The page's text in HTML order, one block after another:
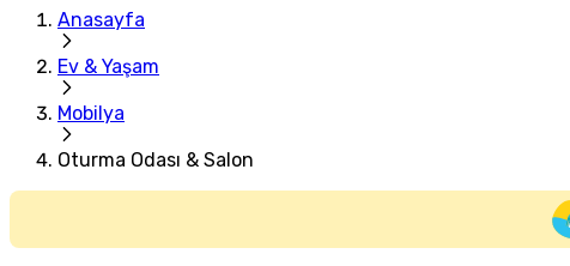
Anasayfa
Ev & Yaşam
Mobilya
Oturma Odası & Salon